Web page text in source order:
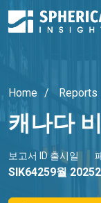
Home Reports
캐나다
보고서 ID
SIK6425
출시일
9월 2025